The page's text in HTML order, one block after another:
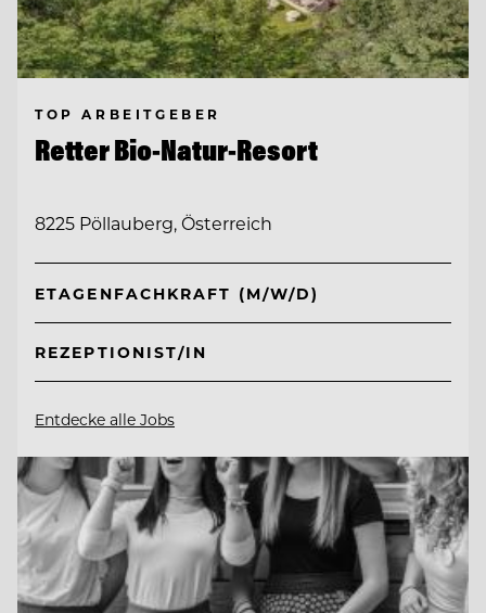
TOP ARBEITGEBER
Retter Bio-Natur-Resort
8225 Pöllauberg, Österreich
ETAGENFACHKRAFT (M/W/D)
REZEPTIONIST/IN
Entdecke alle Jobs